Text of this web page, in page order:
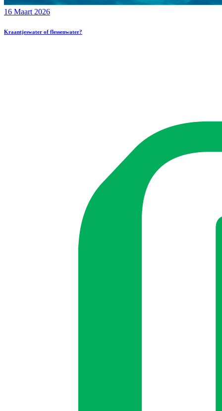
16 Maart 2026
Kraantjeswater of flessenwater?